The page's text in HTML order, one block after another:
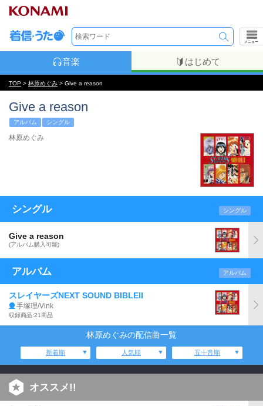
メニュー
音楽 はじめて
TOP > 林原めぐみ > Give a reason
Give a reason
アルバム シングル
林原めぐみ
シングル シングル
Give a reason
(アルバム購入可能)
アルバム アルバム
スレイヤーズNEXT SOUND BIBLEII
手塚理/Vink
収録商品:21商品
林原めぐみの配信曲一覧
新着順 人気順 五十音順
オススメ!!